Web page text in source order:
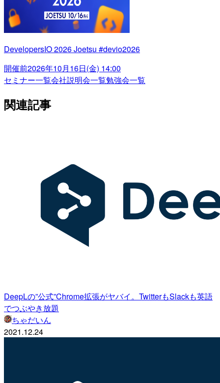
DevelopersIO 2026 Joetsu #devio2026
開催前2026年10月16日(金) 14:00
セミナー一覧会社説明会一覧勉強会一覧
関連記事
DeepLの”公式”Chrome拡張がヤバイ。TwitterもSlackも英語
でつぶやき放題
ちゃだいん
2021.12.24